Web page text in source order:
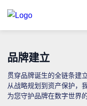
品牌建立
贯穿品牌诞生的全链条建
从战略规划到资产保护，
为您守护品牌在数字世界